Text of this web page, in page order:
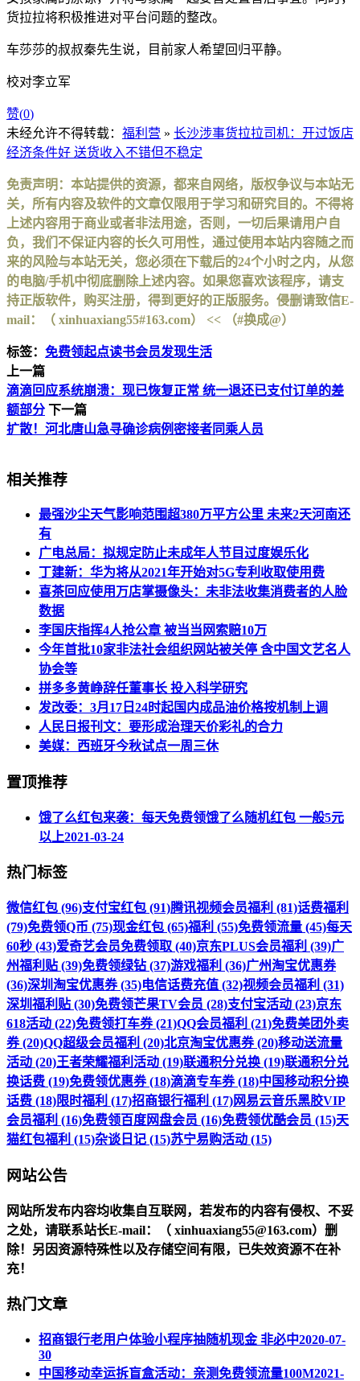
货拉拉将积极推进对平台问题的整改。
车莎莎的叔叔秦先生说，目前家人希望回归平静。
校对李立军
赞(0)
未经允许不得转载： 福利营 » 长沙涉事货拉拉司机：开过饭店
经济条件好 送货收入不错但不稳定
免责声明：本站提供的资源，都来自网络，版权争议与本站无
关，所有内容及软件的文章仅限用于学习和研究目的。不得将
上述内容用于商业或者非法用途，否则，一切后果请用户自
负，我们不保证内容的长久可用性，通过使用本站内容随之而
来的风险与本站无关，您必须在下载后的24个小时之内，从您
的电脑/手机中彻底删除上述内容。如果您喜欢该程序，请支
持正版软件，购买注册，得到更好的正版服务。侵删请致信E-
mail：（ xinhuaxiang55#163.com） << （#换成@）
标签： 免费领起点读书会员发现生活
上一篇
滴滴回应系统崩溃：现已恢复正常 统一退还已支付订单的差
额部分 下一篇
扩散！河北唐山急寻确诊病例密接者同乘人员
相关推荐
最强沙尘天气影响范围超380万平方公里 未来2天河南还
有
广电总局：拟规定防止未成年人节目过度娱乐化
丁建新：华为将从2021年开始对5G专利收取使用费
喜茶回应使用万店掌摄像头：未非法收集消费者的人脸
数据
李国庆指挥4人抢公章 被当当网索赔10万
今年首批10家非法社会组织网站被关停 含中国文艺名人
协会等
拼多多黄峥辞任董事长 投入科学研究
发改委：3月17日24时起国内成品油价格按机制上调
人民日报刊文：要形成治理天价彩礼的合力
美媒：西班牙今秋试点一周三休
置顶推荐
饿了么红包来袭：每天免费领饿了么随机红包 一般5元
以上2021-03-24
热门标签
微信红包 (96)支付宝红包 (91)腾讯视频会员福利 (81)话费福利
(79)免费领Q币 (75)现金红包 (65)福利 (55)免费领流量 (45)每天
60秒 (43)爱奇艺会员免费领取 (40)京东PLUS会员福利 (39)广
州福利贴 (39)免费领绿钻 (37)游戏福利 (36)广州淘宝优惠券
(36)深圳淘宝优惠券 (35)电信话费充值 (32)视频会员福利 (31)
深圳福利贴 (30)免费领芒果TV会员 (28)支付宝活动 (23)京东
618活动 (22)免费领打车券 (21)QQ会员福利 (21)免费美团外卖
券 (20)QQ超级会员福利 (20)北京淘宝优惠券 (20)移动送流量
活动 (20)王者荣耀福利活动 (19)联通积分兑换 (19)联通积分兑
换话费 (19)免费领优惠券 (18)滴滴专车券 (18)中国移动积分换
话费 (18)限时福利 (17)招商银行福利 (17)网易云音乐黑胶VIP
会员福利 (16)免费领百度网盘会员 (16)免费领优酷会员 (15)天
猫红包福利 (15)杂谈日记 (15)苏宁易购活动 (15)
网站公告
网站所发布内容均收集自互联网，若发布的内容有侵权、不妥
之处，请联系站长E-mail：（ xinhuaxiang55@163.com）删
除！另因资源特殊性以及存储空间有限，已失效资源不在补
充！
热门文章
招商银行老用户体验小程序抽随机现金 非必中2020-07-
30
中国移动幸运拆盲盒活动：亲测免费领流量100M2021-